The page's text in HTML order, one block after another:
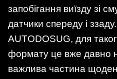
запобігання виїзду зі
датчики спереду і
AUTODOSUG, для
формату це вже давно
важлива частина